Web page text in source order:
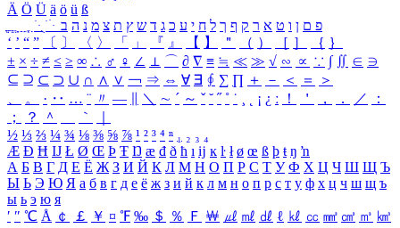
Ä Ö Ü ä ö ü ß
ִֶֹ ֻּ ׁׂ פ ם ן ו ט א ר ק ף ך ל ח י ע כ ג ד ש ץ ת צ מ נ ה ב
‘ ’ “ ” 〔 〕 〈 〉 「 」 『 』 【 】 ＂ （ ） ［ ］ ｛ ｝
± × ÷ ≠ ≤ ≥ ∞ ∴ ♂ ♀ ∠ ⊥ ⌒ ∂ ∇ ≡ ≒ ≪ ≫ √ ∽ ∝ ∵ ∫ ∬ ∈ ∋
⊆ ⊇ ⊂ ⊃ ∪ ∩ ∧ ∨ ￢ ⇒ ⇔ ∀ ∃ ∮ ∑ ∏ ＋ － ＜ ＝
＞
、
。 · ‥ … ¨ 〃 ― ＼ ∼ ´ ～ ˇ ˘ ˝ ˚ ˙ ¸ ¡ ¿ ː ！ ＇ ， ． ／
：
；
？ ＾ ｀
½ ⅓ ⅔ ¼ ¾ ⅛ ⅜ ⅝ ⅞ ¹ ² ³ ⁴ ⁿ ₁ ₂ ₃ ₄
Æ Ð Ħ Ĳ Ł Ø Œ Þ Ŧ Ŋ æ đ ð ħ ı ĳ ĸ ŀ ł ø œ ß þ ŧ ŋ ŉ
А Б В Г Д Е Ё Ж З И Й К Л М Н О П Р С Т У Ф Х Ц Ч Ш Щ Ъ
Ы Ь Э Ю Я а б в г д е ё ж з и й к л м н о п р с т у ф х ц ч ш щ ъ
ы ь э ю я
′ ″ ℃ Å ￠ ￡ ￥ ¤ ℉ ‰ ＄ ％ Ｆ ￦ ㎕ ㎖ ㎗ ℓ ㎘ ㏄ ㎣ ㎤ ㎥ ㎦